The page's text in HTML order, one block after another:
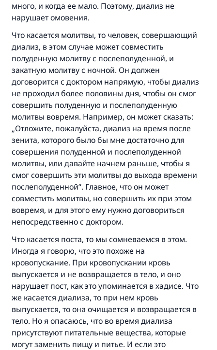
много, и когда ее мало. Поэтому, диализ не
нарушает омовения.
Что касается молитвы, то человек, совершающий
диализ, в этом случае может совместить
полуденную молитву с послеполуденной, и
закатную молитву с ночной. Он должен
договорится с доктором напрямую, чтобы диализ
не проходил более половины дня, чтобы он смог
совершить полуденную и послеполуденную
молитвы вовремя. Например, он может сказать:
„Отложите, пожалуйста, диализ на время после
зенита, которого было бы мне достаточно для
совершения полуденной и послеполуденной
молитвы, или давайте начнем раньше, чтобы я
смог совершить эти молитвы до выхода времени
послеполуденной“. Главное, что он может
совместить молитвы, но совершить их при этом
вовремя, и для этого ему нужно договориться
непосредственно с доктором.
Что касается поста, то мы сомневаемся в этом.
Иногда я говорю, что это похоже на
кровопускание. При кровопускании кровь
выпускается и не возвращается в тело, и оно
нарушает пост, как это упоминается в хадисе. Что
же касается диализа, то при нем кровь
выпускается, то она очищается и возвращается в
тело. Но я опасаюсь, что во время диализа
присутствуют питательные вещества, которые
могут заменить пищу и питье. И если это
Ответ № 110845 помог сохранить
брак.
Помогите нам предоставить ответы Умме
Посланник Аллаха, мир ему и
благословение, сказал:
«Указавшему на благое (полагается) такая
же награда как и совершившему его»
(МУСЛИМ, № 1893).
Участвуйте сейчас!